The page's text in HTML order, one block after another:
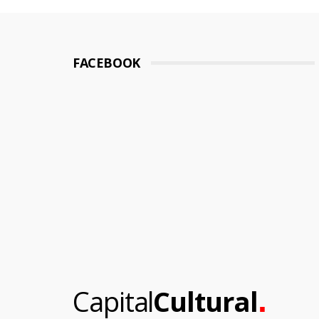
FACEBOOK
CapitalCultural.